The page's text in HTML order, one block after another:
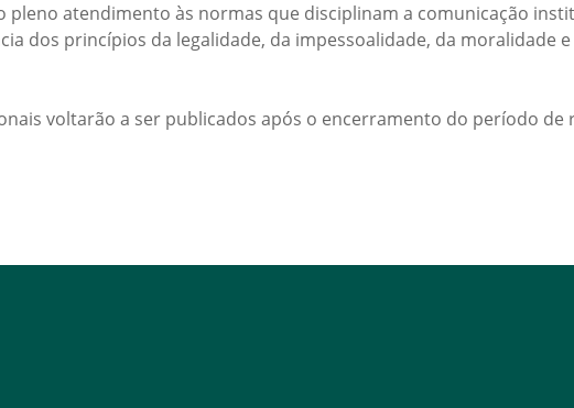
pleno atendimento às normas que disciplinam a comunicação
dos princípios da legalidade, da impessoalidade, da moralidade
voltarão a ser publicados após o encerramento do período de